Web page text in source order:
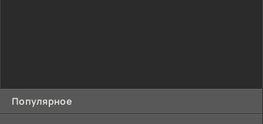
Популярное